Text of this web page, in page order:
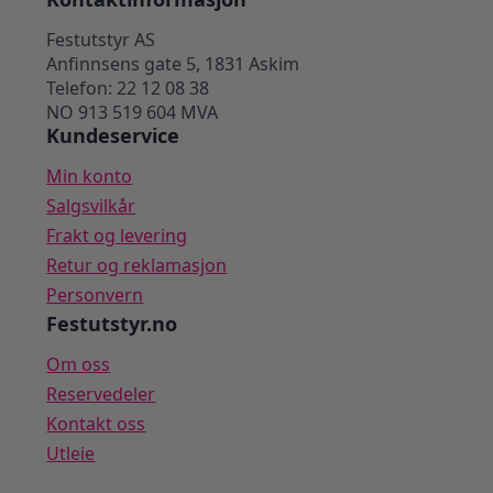
Festutstyr AS
Anfinnsens gate 5, 1831 Askim
Telefon: 22 12 08 38
NO 913 519 604 MVA
Kundeservice
Min konto
Salgsvilkår
Frakt og levering
Retur og reklamasjon
Personvern
Festutstyr.no
Om oss
Reservedeler
Kontakt oss
Utleie